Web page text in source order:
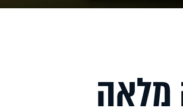
מלאה